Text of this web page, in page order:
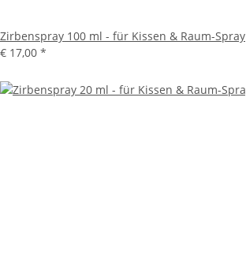
Zirbenspray 100 ml - für Kissen & Raum-Spray
€ 17,00 *